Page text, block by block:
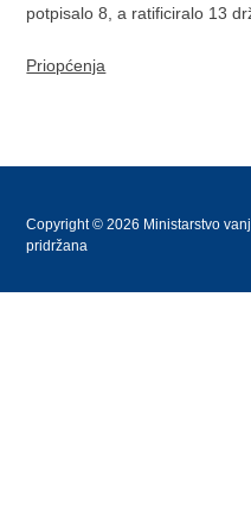
potpisalo 8, a ratificiralo 13
Priopćenja
Copyright © 2026 Ministarstvo
pridržana